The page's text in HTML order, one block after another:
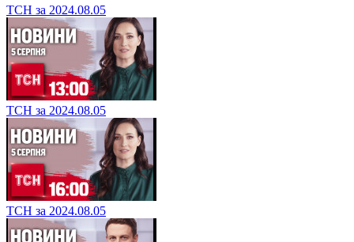
ТСН за 2024.08.05
ТСН за 2024.08.05